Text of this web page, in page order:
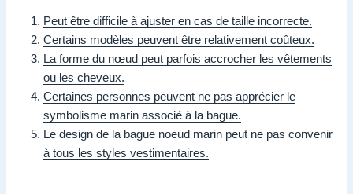
Peut être difficile à ajuster en cas de taille incorrecte.
Certains modèles peuvent être relativement coûteux.
La forme du nœud peut parfois accrocher les vêtements
ou les cheveux.
Certaines personnes peuvent ne pas apprécier le
symbolisme marin associé à la bague.
Le design de la bague noeud marin peut ne pas convenir
à tous les styles vestimentaires.